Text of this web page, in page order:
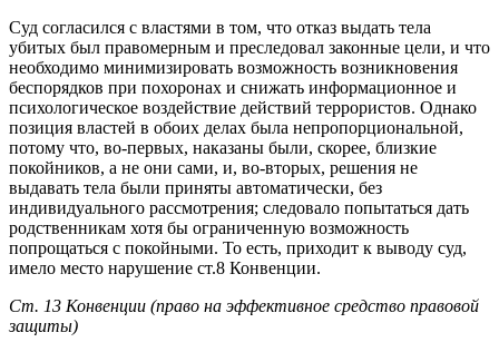
Суд согласился с властями в том, что отказ выдать тела
убитых был правомерным и преследовал законные цели, и что
необходимо минимизировать возможность возникновения
беспорядков при похоронах и снижать информационное и
психологическое воздействие действий террористов. Однако
позиция властей в обоих делах была непропорциональной,
потому что, во-первых, наказаны были, скорее, близкие
покойников, а не они сами, и, во-вторых, решения не
выдавать тела были приняты автоматически, без
индивидуального рассмотрения; следовало попытаться дать
родственникам хотя бы ограниченную возможность
попрощаться с покойными. То есть, приходит к выводу суд,
имело место нарушение ст.8 Конвенции.
Ст. 13 Конвенции (право на эффективное средство правовой
защиты)